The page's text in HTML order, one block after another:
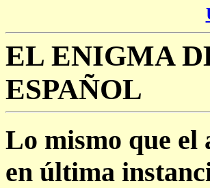
EL ENIGMA
ESPAÑOL
Lo mismo que
en última